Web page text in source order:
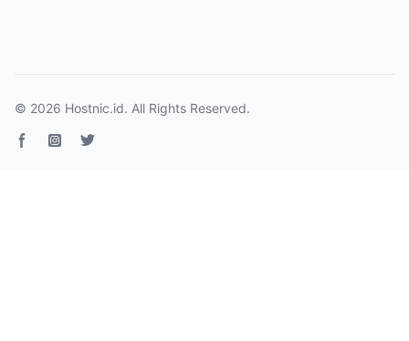
© 2026 Hostnic.id. All Rights Reserved.